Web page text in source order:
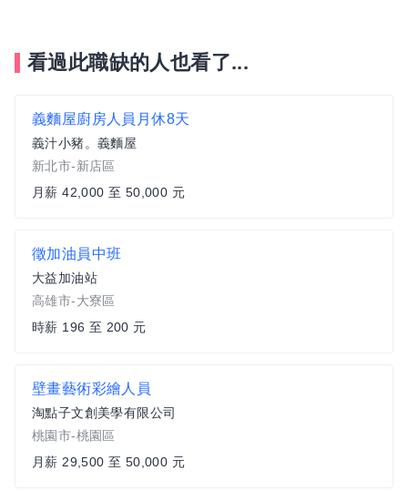
看過此職缺的人也看了...
義麵屋廚房人員月休8天
義汁小豬。義麵屋
新北市-新店區
月薪 42,000 至 50,000 元
徵加油員中班
大益加油站
高雄市-大寮區
時薪 196 至 200 元
壁畫藝術彩繪人員
淘點子文創美學有限公司
桃園市-桃園區
月薪 29,500 至 50,000 元